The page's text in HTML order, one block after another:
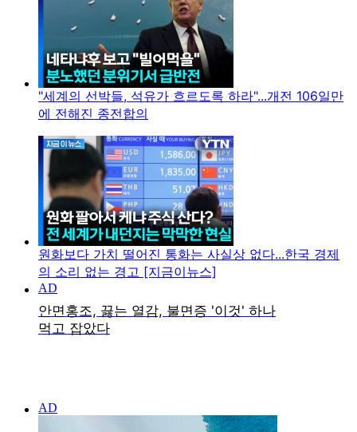
"세계의 선박들, 석유가 흐르도록 하라"...개전 106일만
에 전해진 종전합의
원화보다 가치 떨어진 통화는 사실상 없다...한국 경제
의 소리 없는 경고 [지금이뉴스]